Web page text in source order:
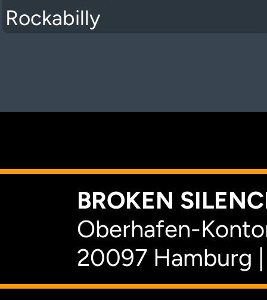
Rockabilly
BROKEN
Oberhafen-
20097 Hamburg